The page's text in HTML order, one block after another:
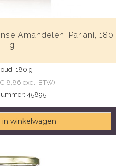
Amandelen, Pariani, 180
g
180 g
8,86 excl. BTW)
45895
in winkelwagen